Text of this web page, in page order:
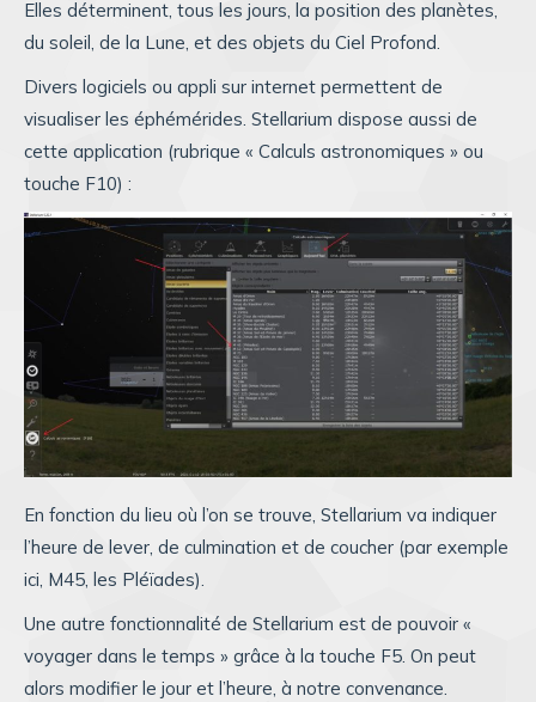
Elles déterminent, tous les jours, la position des planètes,
du soleil, de la Lune, et des objets du Ciel Profond.
Divers logiciels ou appli sur internet permettent de
visualiser les éphémérides. Stellarium dispose aussi de
cette application (rubrique « Calculs astronomiques » ou
touche F10) :
En fonction du lieu où l’on se trouve, Stellarium va indiquer
l’heure de lever, de culmination et de coucher (par exemple
ici, M45, les Pléïades).
Une autre fonctionnalité de Stellarium est de pouvoir «
voyager dans le temps » grâce à la touche F5. On peut
alors modifier le jour et l’heure, à notre convenance.